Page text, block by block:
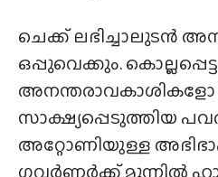
ചെക്ക് ലഭിച്ചാലുടൻ
ഒപ്പുവെക്കും.
അനന്തരാവകാശികളോ
സാക്ഷ്യപ്പെടുത്തിയ
അറ്റോണിയുള്ള
ഗവർണർക്ക് മുന്നിൽ